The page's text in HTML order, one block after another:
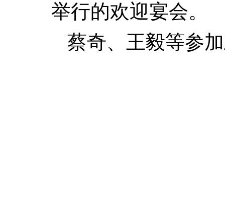
举行的欢迎宴会。
蔡奇、王毅等参